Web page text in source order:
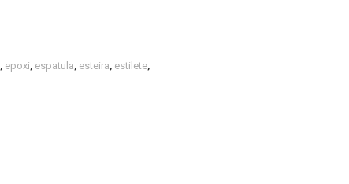
, epoxi, espatula, esteira, estilete,